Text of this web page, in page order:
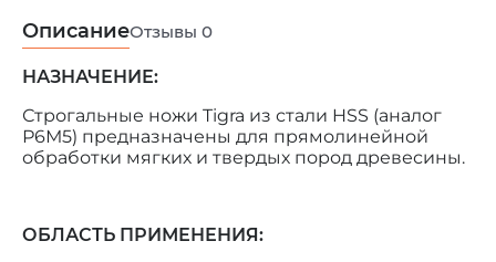
ОписаниеОтзывы 0
НАЗНАЧЕНИЕ:
Строгальные ножи Tigra из стали HSS (аналог
Р6М5) предназначены для прямолинейной
обработки мягких и твердых пород древесины.
ОБЛАСТЬ ПРИМЕНЕНИЯ: